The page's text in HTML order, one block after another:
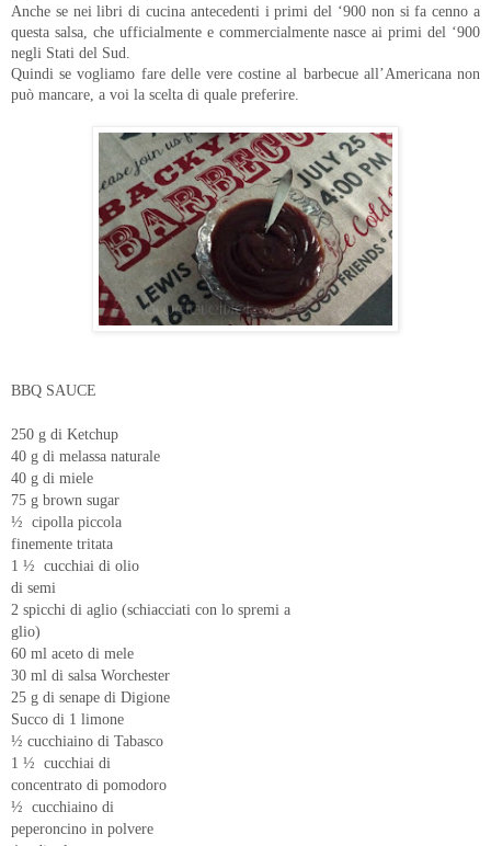
Anche se nei libri di cucina antecedenti i primi del ‘900 non si fa cenno a
questa salsa, che ufficialmente e commercialmente nasce ai primi del ‘900
negli Stati del Sud.
Quindi se vogliamo fare delle vere costine al barbecue all’Americana non
può mancare, a voi la scelta di quale preferire.
BBQ SAUCE
250 g di Ketchup
40 g di melassa naturale
40 g di miele
75 g brown sugar
½ cipolla piccola
finemente tritata
1 ½ cucchiai di olio
di semi
2 spicchi di aglio (schiacciati con lo spremi a
glio)
60 ml aceto di mele
30 ml di salsa Worchester
25 g di senape di Digione
Succo di 1 limone
½ cucchiaino di Tabasco
1 ½ cucchiai di
concentrato di pomodoro
½ cucchiaino di
peperoncino in polvere